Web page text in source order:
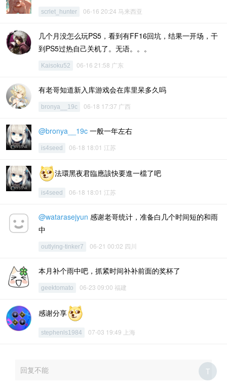
scrlet_hunter 06-16 20:24 马来西亚
几个月没怎么玩PS5，看到有FF16回坑，结果一开场，干
到PS5过热自己关机了。无语。。。
Kaisoku52 06-16 21:58 广东
有老哥知道新入库游戏会在库里呆多久吗
bronya__19c 06-18 17:37 广西
@bronya__19c 一般一年左右
is4seed 06-18 18:01 江苏
法環黑夜君臨應該快要進一檔了吧
is4seed 06-18 18:01 江苏
@watarasejyun 感谢老哥统计，准备白几个时间短的和雨
中
outlying-tinker7 06-21 00:02 四川
本月补个雨中吧，抓紧时间补补前面的奖杯了
geektomato 06-23 09:00 福建
感谢分享
stephenls1984 07-03 19:49 上海
回复不能 T